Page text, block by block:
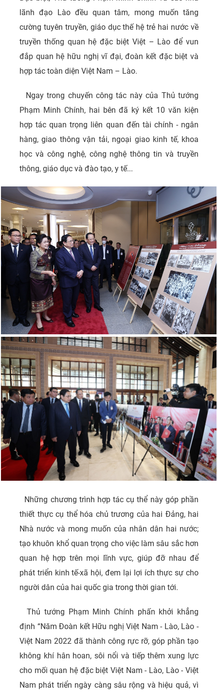
lãnh đạo Lào đều quan tâm, mong muốn tăng
cường tuyên truyền, giáo dục thế hệ trẻ hai nước về
truyền thống quan hệ đặc biệt Việt – Lào để vun
đắp quan hệ hữu nghị vĩ đại, đoàn kết đặc biệt và
hợp tác toàn diện Việt Nam – Lào.
Ngay trong chuyến công tác này của Thủ tướng
Phạm Minh Chính, hai bên đã ký kết 10 văn kiện
hợp tác quan trọng liên quan đến tài chính - ngân
hàng, giao thông vận tải, ngoại giao kinh tế, khoa
học và công nghệ, công nghệ thông tin và truyền
thông, giáo dục và đào tạo, y tế...
Những chương trình hợp tác cụ thể này góp phần
thiết thực cụ thể hóa chủ trương của hai Đảng, hai
Nhà nước và mong muốn của nhân dân hai nước;
tạo khuôn khổ quan trọng cho việc làm sâu sắc hơn
quan hệ hợp trên mọi lĩnh vực, giúp đỡ nhau để
phát triển kinh tế-xã hội, đem lại lợi ích thực sự cho
người dân của hai quốc gia trong thời gian tới.
Thủ tướng Phạm Minh Chính phấn khởi khẳng
định “Năm Đoàn kết Hữu nghị Việt Nam - Lào, Lào -
Việt Nam 2022 đã thành công rực rỡ, góp phần tạo
không khí hân hoan, sôi nổi và tiếp thêm xung lực
cho mối quan hệ đặc biệt Việt Nam - Lào, Lào - Việt
Nam phát triển ngày càng sâu rộng và hiệu quả, vì